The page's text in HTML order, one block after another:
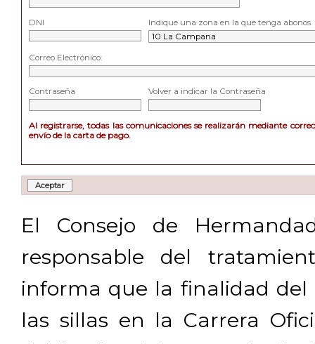
DNI Indique una zona en la que tenga abonos
Correo Electrónico:
Contraseña Volver a indicar la Contraseña
Al registrarse, todas las comunicaciones se realizarán mediante
envío de la carta de pago.
El Consejo de
responsable del
informa que la finalidad del
las sillas en la Carrera